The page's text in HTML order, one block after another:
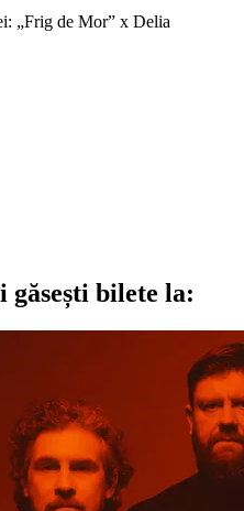
: „Frig de Mor” x Delia
găsești bilete la: